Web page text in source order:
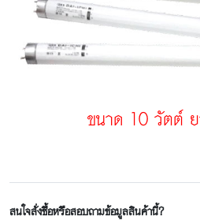
ขนาด 10 วัตต์
สนใจสั่งซื้อหรือสอบถามข้อมูลสินค้านี้?